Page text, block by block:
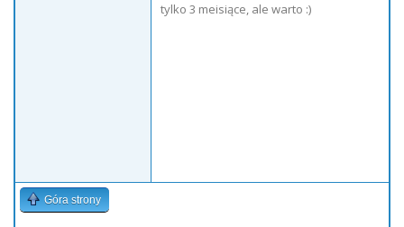
tylko 3 meisiące, ale warto :)
Góra strony